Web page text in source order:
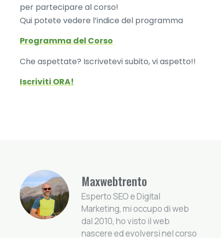
per partecipare al corso!
Qui potete vedere l’indice del programma
Programma del Corso
Che aspettate? Iscrivetevi subito, vi aspetto!!
Iscriviti ORA!
Maxwebtrento
Esperto SEO e Digital
Marketing, mi occupo di web
dal 2010, ho visto il web
nascere ed evolversi nel corso